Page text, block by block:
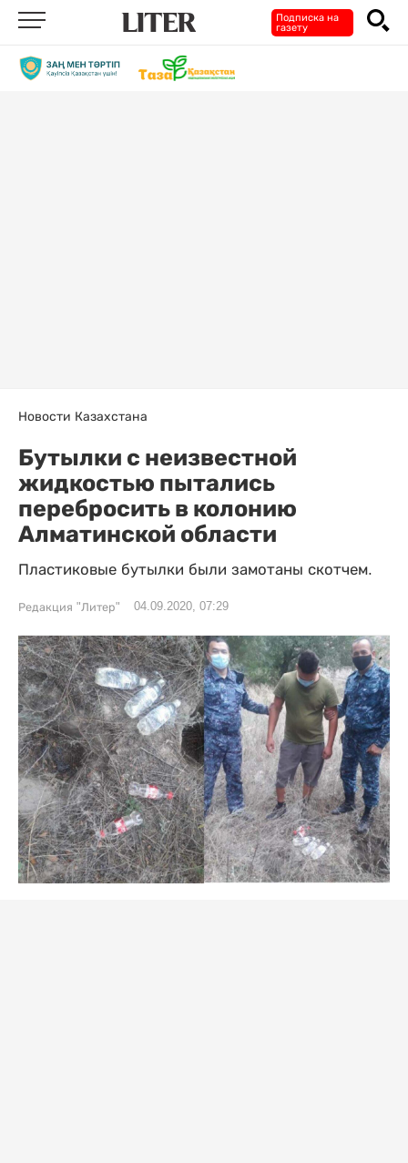
Подписка на
газету
Новости Казахстана
Бутылки с неизвестной
жидкостью пытались
перебросить в колонию
Алматинской области
Пластиковые бутылки были замотаны скотчем.
Редакция "Литер" 04.09.2020, 07:29